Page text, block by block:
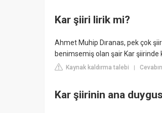
Kar şiiri lirik mi?
Ahmet Muhip Dıranas, pek çok
benimsemiş olan şair Kar
Kaynak kaldırma talebi
Kar şiirinin ana